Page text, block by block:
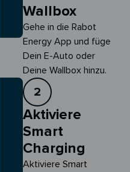
Wallbox
Gehe in die Rabot
Energy App und füge
Dein E-Auto oder
Deine Wallbox hinzu.
2
Aktiviere
Smart
Charging
Aktiviere Smart